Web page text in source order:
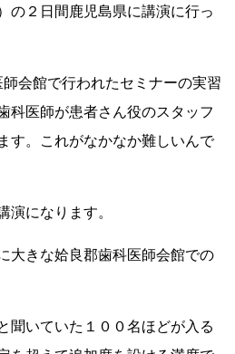
の２日間鹿児島県に講演に行っ
会館で行われたセミナーの実習
科医師が患者さん役のスタッフ
す。これがなかなか難しいんで
演になります。
大きな姶良郡歯科医師会館での
聞いていた１００名ほどが入る